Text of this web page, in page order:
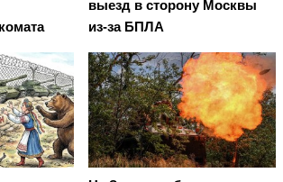
выезд в сторону Москвы
из-за БПЛА